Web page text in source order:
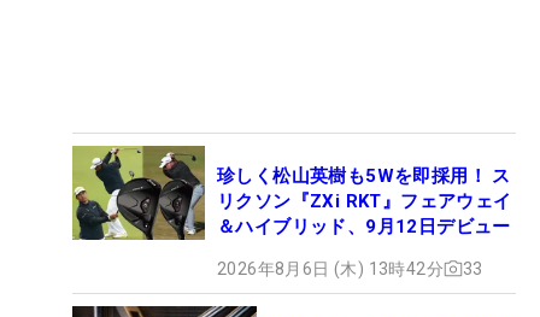
珍しく松山英樹も5Wを即採用！ ス
リクソン『ZXi RKT』フェアウェイ
＆ハイブリッド、9月12日デビュー
2026年8月6日 (木) 13時42分 33